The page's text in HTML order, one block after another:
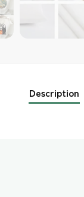
Description